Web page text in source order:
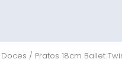
Doces / Pratos 18cm Ballet